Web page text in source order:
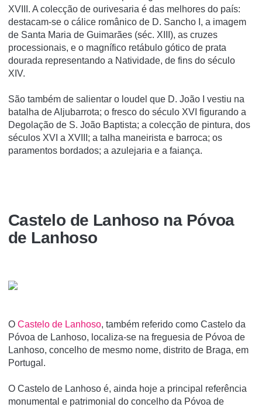
XVIII. A colecção de ourivesaria é das melhores do país:
destacam-se o cálice românico de D. Sancho I, a imagem
de Santa Maria de Guimarães (séc. XIII), as cruzes
processionais, e o magnífico retábulo gótico de prata
dourada representando a Natividade, de fins do século
XIV.
São também de salientar o loudel que D. João I vestiu na
batalha de Aljubarrota; o fresco do século XVI figurando a
Degolação de S. João Baptista; a colecção de pintura, dos
séculos XVI a XVIII; a talha maneirista e barroca; os
paramentos bordados; a azulejaria e a faiança.
Castelo de Lanhoso na Póvoa
de Lanhoso
O Castelo de Lanhoso, também referido como Castelo da
Póvoa de Lanhoso, localiza-se na freguesia de Póvoa de
Lanhoso, concelho de mesmo nome, distrito de Braga, em
Portugal.
O Castelo de Lanhoso é, ainda hoje a principal referência
monumental e patrimonial do concelho da Póvoa de